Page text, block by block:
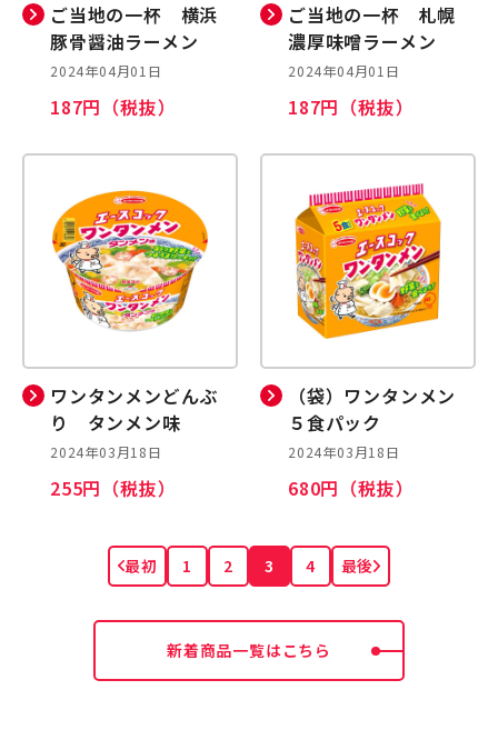
ご当地の一杯 横浜
豚骨醤油ラーメン
2024年04月01日
187円（税抜）
ご当地の一杯 札幌
濃厚味噌ラーメン
2024年04月01日
187円（税抜）
ワンタンメンどんぶ
り タンメン味
2024年03月18日
255円（税抜）
（袋）ワンタンメン
５食パック
2024年03月18日
680円（税抜）
最初 1 2 3 4 最後
新着商品一覧はこちら